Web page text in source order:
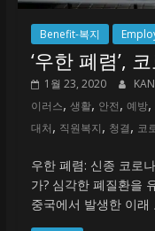
Benefit-복지
‘우한 폐렴’,
1월 23, 2020
이러스, 생활, 안전, 예방,
대처, 직원복지, 청결, 코
우한 폐렴: 신종 코로
가? 심각한 폐질환을
중국에서 발생한 이